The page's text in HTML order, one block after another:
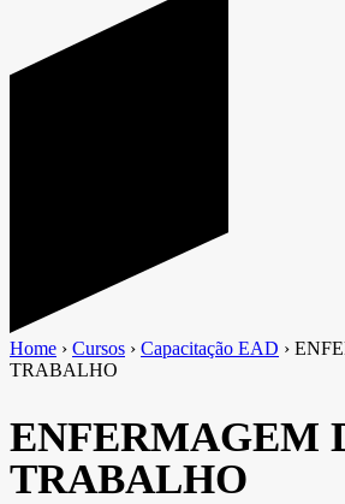
Home › Cursos › Capacitação EAD ›
TRABALHO
ENFERMAGEM
TRABALHO